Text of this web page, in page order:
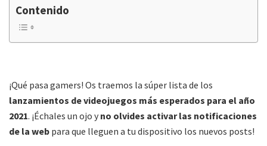
Contenido
¡Qué pasa gamers! Os traemos la súper lista de los
lanzamientos de videojuegos más esperados para el año
2021. ¡Échales un ojo y no olvides activar las notificaciones
de la web para que lleguen a tu dispositivo los nuevos posts!